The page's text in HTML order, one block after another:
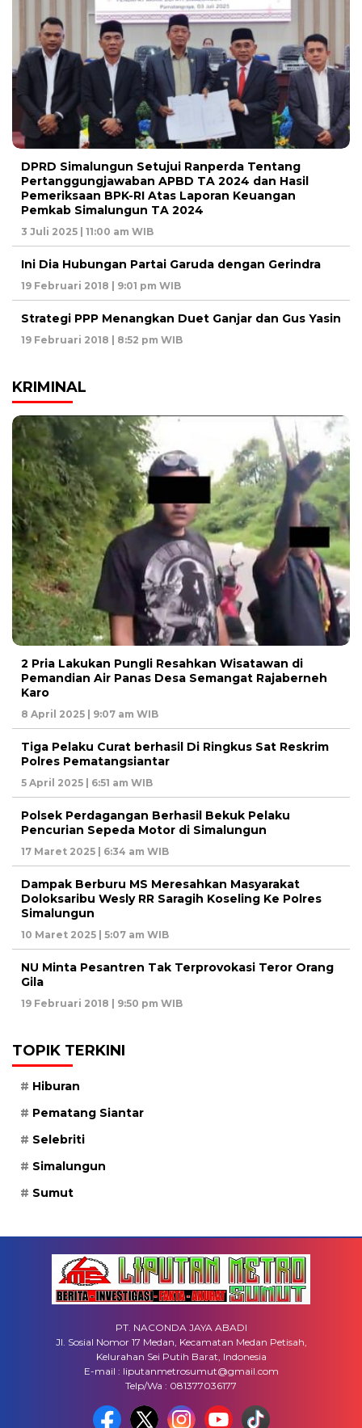
DPRD Simalungun Setujui Ranperda Tentang
Pertanggungjawaban APBD TA 2024 dan Hasil
Pemeriksaan BPK-RI Atas Laporan Keuangan
Pemkab Simalungun TA 2024
3 Juli 2025 | 11:00 am WIB
Ini Dia Hubungan Partai Garuda dengan Gerindra
19 Februari 2018 | 9:01 pm WIB
Strategi PPP Menangkan Duet Ganjar dan Gus Yasin
19 Februari 2018 | 8:52 pm WIB
KRIMINAL
2 Pria Lakukan Pungli Resahkan Wisatawan di
Pemandian Air Panas Desa Semangat Rajaberneh
Karo
8 April 2025 | 9:07 am WIB
Tiga Pelaku Curat berhasil Di Ringkus Sat Reskrim
Polres Pematangsiantar
5 April 2025 | 6:51 am WIB
Polsek Perdagangan Berhasil Bekuk Pelaku
Pencurian Sepeda Motor di Simalungun
17 Maret 2025 | 6:34 am WIB
Dampak Berburu MS Meresahkan Masyarakat
Doloksaribu Wesly RR Saragih Koseling Ke Polres
Simalungun
10 Maret 2025 | 5:07 am WIB
NU Minta Pesantren Tak Terprovokasi Teror Orang
Gila
19 Februari 2018 | 9:50 pm WIB
TOPIK TERKINI
Hiburan
Pematang Siantar
Selebriti
Simalungun
Sumut
PT. NACONDA JAYA ABADI
Jl. Sosial Nomor 17 Medan, Kecamatan Medan Petisah,
Kelurahan Sei Putih Barat, Indonesia
E-mail : liputanmetrosumut@gmail.com
Telp/Wa : 081377036177